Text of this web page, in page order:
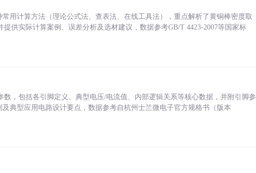
用计算方法（理论公式法、查表法、在线工具法），重点解析了黄铜棒密度取
提供实际计算案例、误差分析及选材建议，数据参考GB/T 4423-2007等国家标
数，包括各引脚定义、典型电压/电流值、内部逻辑关系等核心数据，并附引脚参
典型应用电路设计要点，数据参考自杭州士兰微电子官方规格书（版本